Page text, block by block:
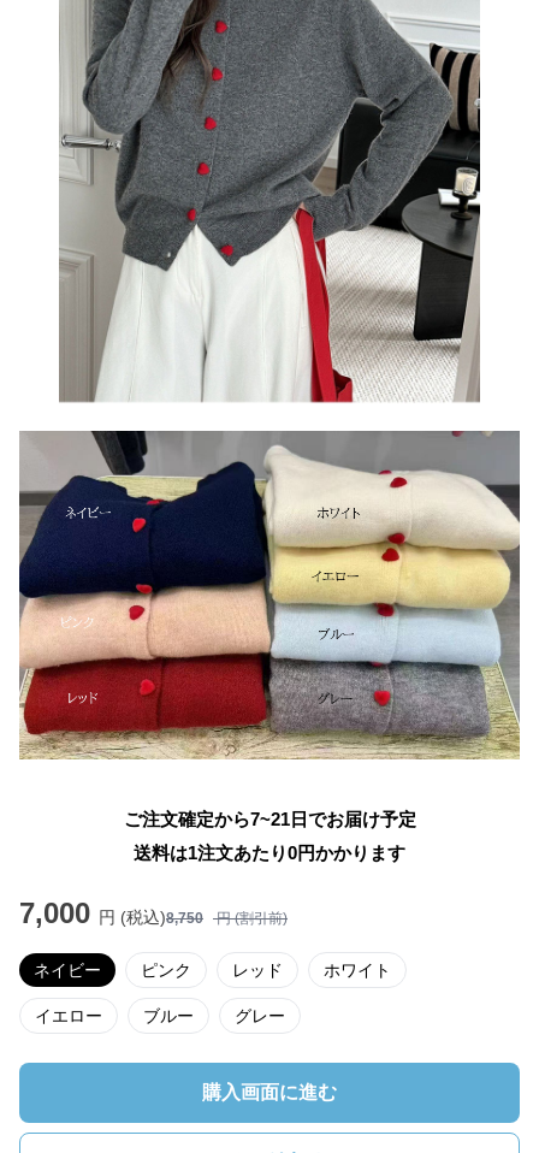
ご注文確定から7~21日でお届け予定
送料は1注文あたり0円かかります
7,000 円 (税込)8,750 円 (割引前)
ネイビー ピンク レッド ホワイト
イエロー ブルー グレー
購入画面に進む